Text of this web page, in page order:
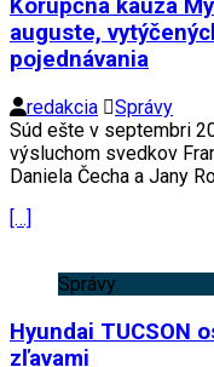
Korupčná kauza
auguste,
pojednávania
redakcia
Správy
Súd ešte v septembri
výsluchom svedkov
Daniela Čecha a Jany
[…]
Správy
Hyundai TUCSON
zľavami